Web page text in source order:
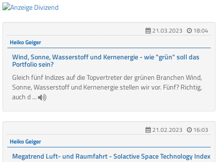
21.03.2023
18:04
Heiko Geiger
Wind, Sonne, Wasserstoff und Kernenergie - wie "grün" soll das
Portfolio sein?
Gleich fünf Indizes auf die Topvertreter der grünen Branchen Wind,
Sonne, Wasserstoff und Kernenergie stellen wir vor. Fünf? Richtig,
auch d ...
21.02.2023
16:03
Heiko Geiger
Megatrend Luft- und Raumfahrt - Solactive Space Technology Index